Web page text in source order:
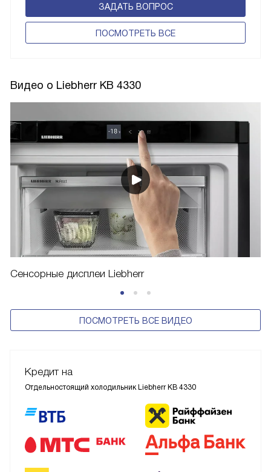
ЗАДАТЬ ВОПРОС
ПОCМОТРЕТЬ ВСЕ
Видео о Liebherr KB 4330
Сенсорные дисплеи Liebherr
ПОСМОТРЕТЬ ВСЕ ВИДЕО
Кредит на
Отдельностоящий холодильник Liebherr KB 4330